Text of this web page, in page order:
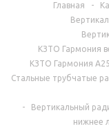
Главная -
КЗТО Гармония
КЗТО Гармония
Стальные трубчатые
-
Вертикальный
нижнее